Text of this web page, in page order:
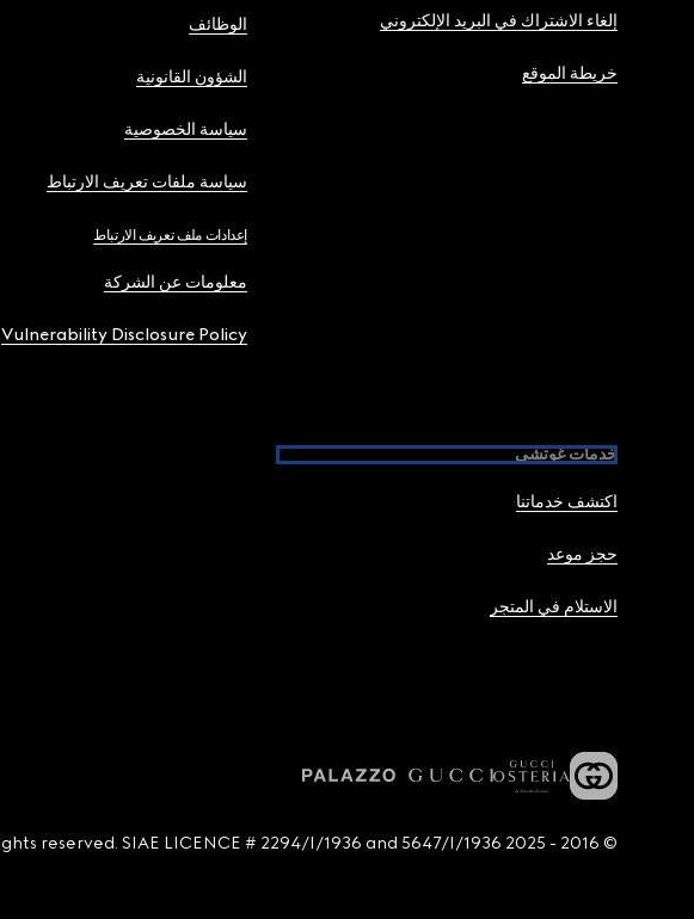
إلغاء الاشتراك في البريد الإلكتروني
خريطة الموقع
الوظائف
الشؤون القانونية
سياسة الخصوصية
سياسة ملفات تعريف الارتباط
إعدادات ملف تعريف الارتباط
معلومات عن الشركة
Vulnerability Disclosure Policy
خدمات غوتشي
اكتشف خدماتنا
حجز موعد
الاستلام في المتجر
© 2016 - 2025 Guccio Gucci S.p.A. - All rights reserved. SIAE LICENCE # 2294/I/1936 and 5647/I/1936